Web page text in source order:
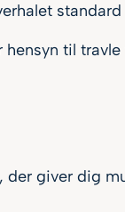
til
der giver dig